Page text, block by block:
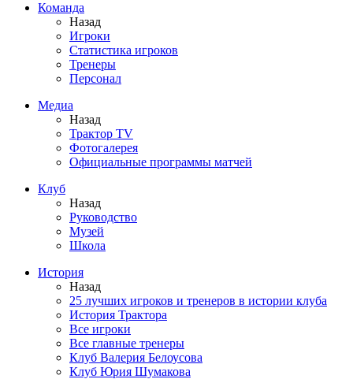
Команда
Назад
Игроки
Статистика игроков
Тренеры
Персонал
Медиа
Назад
Трактор TV
Фотогалерея
Официальные программы матчей
Клуб
Назад
Руководство
Музей
Школа
История
Назад
25 лучших игроков и тренеров в истории клуба
История Трактора
Все игроки
Все главные тренеры
Клуб Валерия Белоусова
Клуб Юрия Шумакова